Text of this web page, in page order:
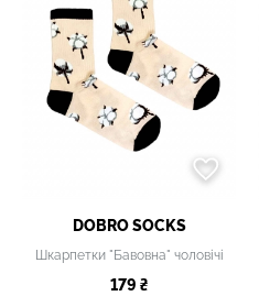
DOBRO SOCKS
Шкарпетки "Бавовна" чоловічі
179 ₴